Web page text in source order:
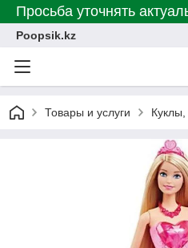
Просьба уточнять
Poopsik.kz
Товары и услуги Куклы,